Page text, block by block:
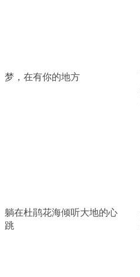
梦，在有你的地方
躺在杜鹃花海倾听大地的心
跳